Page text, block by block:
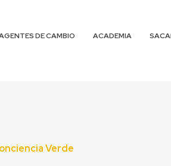
DE CAMBIO ACADEMIA
Verde